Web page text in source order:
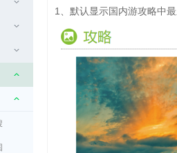
1、默认显示国内游攻略中